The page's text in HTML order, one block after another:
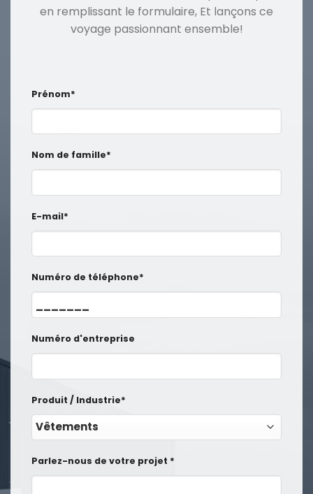
en remplissant le formulaire, Et lançons ce
voyage passionnant ensemble!
Prénom*
Nom de famille*
E-mail*
Numéro de téléphone*
Numéro d'entreprise
Produit / Industrie*
Parlez-nous de votre projet *